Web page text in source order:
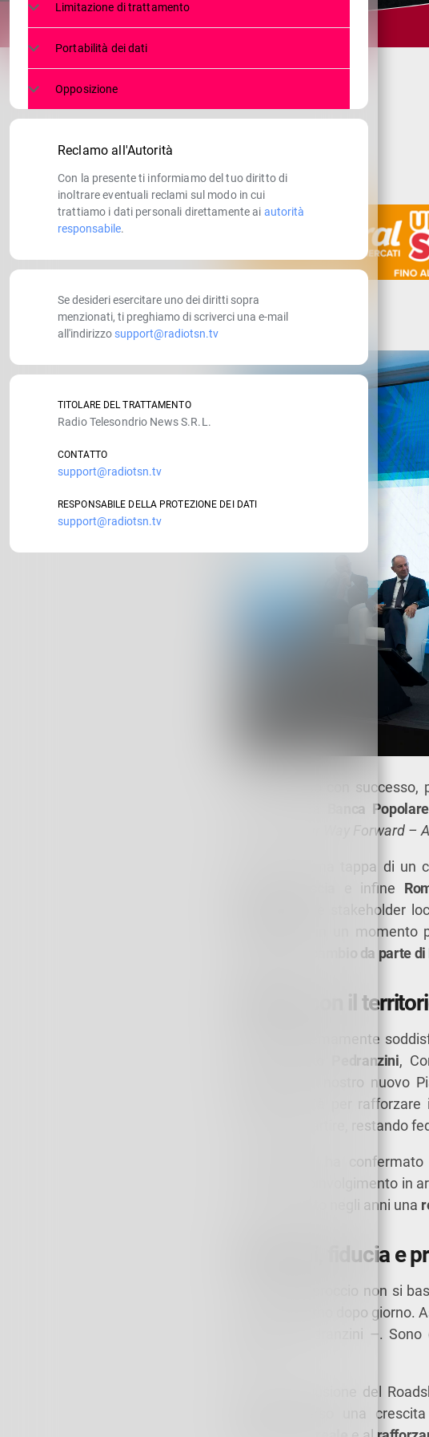
Si è concluso con successo,
Banca
“Our Way Forward
L’evento, ultima tappa di
e infine
e stakeholder
della banca in un momento
pubblica di scambio da parte di
Dialogo con il
“Siamo estremamente
Mario Alberto Pedranzini,
Sondrio –. Il nostro nuovo
un’opportunità per
vogliamo ripartire, restando
Il Roadshow ha
crescente coinvolgimento in
ha consolidato negli anni una
Relazioni, fiducia e
“Il nostro approccio non si
costruite giorno dopo giorno.
aggiunto Pedranzini –.
Con la conclusione del
impegno verso una
Limitazione di trattamento
Portabilità dei dati
Opposizione
Reclamo all'Autorità
Con la presente ti informiamo del tuo diritto di
inoltrare eventuali reclami sul modo in cui
trattiamo i dati personali direttamente ai autorità
responsabile.
Se desideri esercitare uno dei diritti sopra
menzionati, ti preghiamo di scriverci una e-mail
all'indirizzo support@radiotsn.tv
TITOLARE DEL TRATTAMENTO
Radio Telesondrio News S.R.L.
CONTATTO
support@radiotsn.tv
RESPONSABILE DELLA PROTEZIONE DEI DATI
support@radiotsn.tv